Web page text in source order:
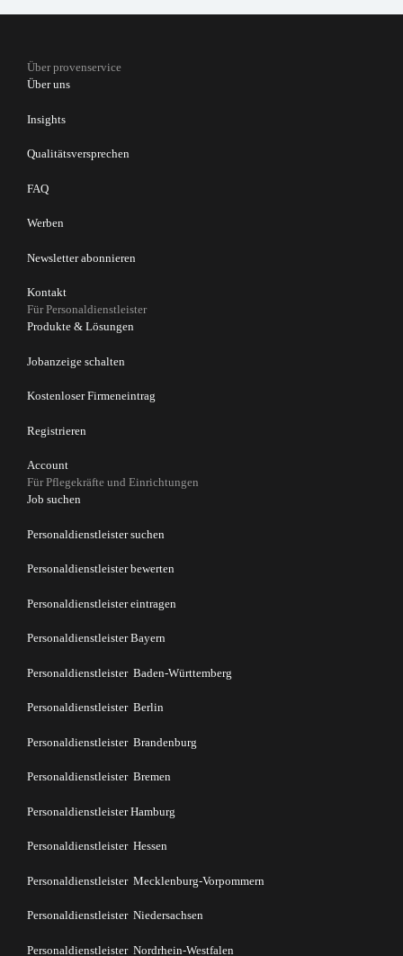
Über provenservice
Über uns
Insights
Qualitätsversprechen
FAQ
Werben
Newsletter abonnieren
Kontakt
Für Personaldienstleister
Produkte & Lösungen
Jobanzeige schalten
Kostenloser Firmeneintrag
Registrieren
Account
Für Pflegekräfte und Einrichtungen
Job suchen
Personaldienstleister suchen
Personaldienstleister bewerten
Personaldienstleister eintragen
Personaldienstleister Bayern
Personaldienstleister Baden-Württemberg
Personaldienstleister Berlin
Personaldienstleister Brandenburg
Personaldienstleister Bremen
Personaldienstleister Hamburg
Personaldienstleister Hessen
Personaldienstleister Mecklenburg-Vorpommern
Personaldienstleister Niedersachsen
Personaldienstleister Nordrhein-Westfalen